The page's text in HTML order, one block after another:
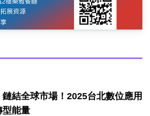
結全球市場！2025台北數位應用
型能量